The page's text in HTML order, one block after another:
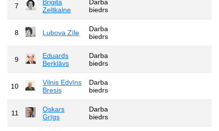
7
Brigita
Zeltkalne
Darba
biedrs
8 Ļubova Zīle
Darba
biedrs
9
Eduards
Berklāvs
Darba
biedrs
10
Vilnis Edvīns
Bresis
Darba
biedrs
11
Oskars
Grīgs
Darba
biedrs